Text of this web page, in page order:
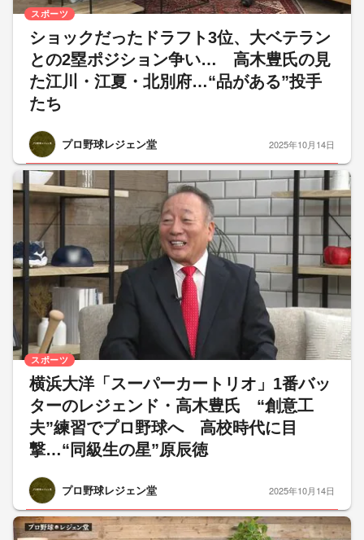
ショックだったドラフト3位、大ベテラン
との2塁ポジション争い… 高木豊氏の見
た江川・江夏・北別府…“品がある”投手
たち
プロ野球レジェン堂
スポーツ
2025年10月14日
横浜大洋「スーパーカートリオ」1番バッ
ターのレジェンド・高木豊氏 “創意工
夫”練習でプロ野球へ 高校時代に目
撃…“同級生の星”原辰徳
プロ野球レジェン堂
スポーツ
2025年10月14日